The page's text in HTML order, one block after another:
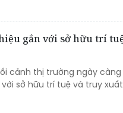
gắn với sở hữu trí
cảnh thị trường ngày
sở hữu trí tuệ và truy